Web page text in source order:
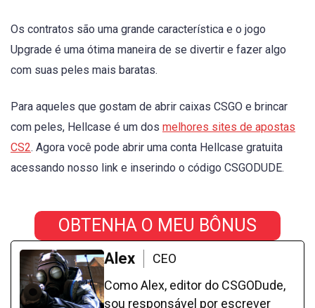
Os contratos são uma grande característica e o jogo
Upgrade é uma ótima maneira de se divertir e fazer algo
com suas peles mais baratas.
Para aqueles que gostam de abrir caixas CSGO e brincar
com peles, Hellcase é um dos melhores sites de apostas
CS2. Agora você pode abrir uma conta Hellcase gratuita
acessando nosso link e inserindo o código CSGODUDE.
OBTENHA O MEU BÔNUS
Alex
CEO
Como Alex, editor do CSGODude,
sou responsável por escrever